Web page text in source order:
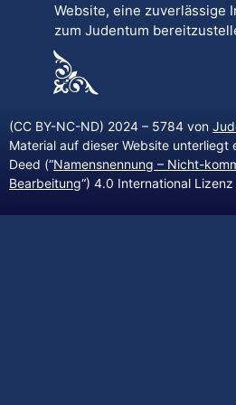
Website, eine zuverlässige
zum Judentum
(CC BY-NC-ND) 2024 – 5784 von
Material auf dieser Website unterliegt
Deed (“Namensnennung – Nicht-
Bearbeitung“) 4.0 International Lizenz